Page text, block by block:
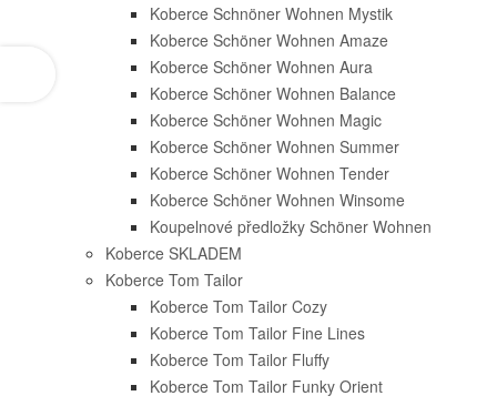
Koberce Schnöner Wohnen Mystik
Koberce Schöner Wohnen Amaze
Koberce Schöner Wohnen Aura
Koberce Schöner Wohnen Balance
Koberce Schöner Wohnen Magic
Koberce Schöner Wohnen Summer
Koberce Schöner Wohnen Tender
Koberce Schöner Wohnen Winsome
Koupelnové předložky Schöner Wohnen
Koberce SKLADEM
Koberce Tom Tailor
Koberce Tom Tailor Cozy
Koberce Tom Tailor Fine Lines
Koberce Tom Tailor Fluffy
Koberce Tom Tailor Funky Orient